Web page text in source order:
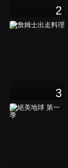
2
3